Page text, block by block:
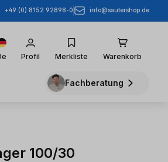
+49 (0) 8152 92898-0 info@sautershop.de
Profil Merkliste Warenkorb
Fachberatung
100/30